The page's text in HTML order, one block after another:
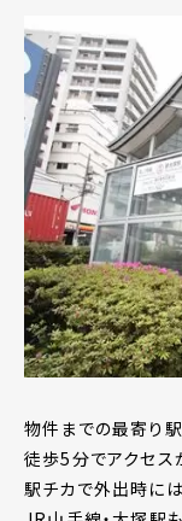
物件までの最寄り
徒歩5分でアクセス
駅チカで外出時に